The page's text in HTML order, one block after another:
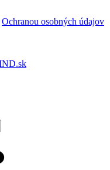
Ochranou osobných údajov